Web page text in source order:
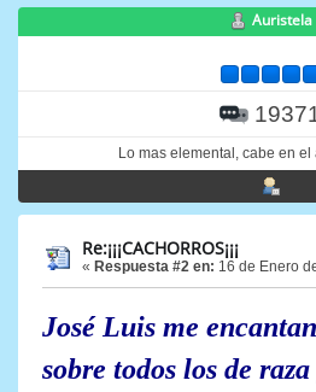
Auristela
Lo mas elemental, cabe en el
Re:¡¡¡CACHORROS¡¡¡
« Respuesta #2 en: 16 de Enero
José Luis me
sobre todos los de